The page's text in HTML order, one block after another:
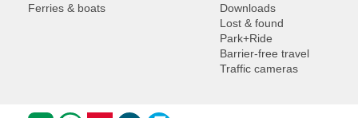
Ferries & boats
Downloads
Lost & found
Park+Ride
Barrier-free travel
Traffic cameras